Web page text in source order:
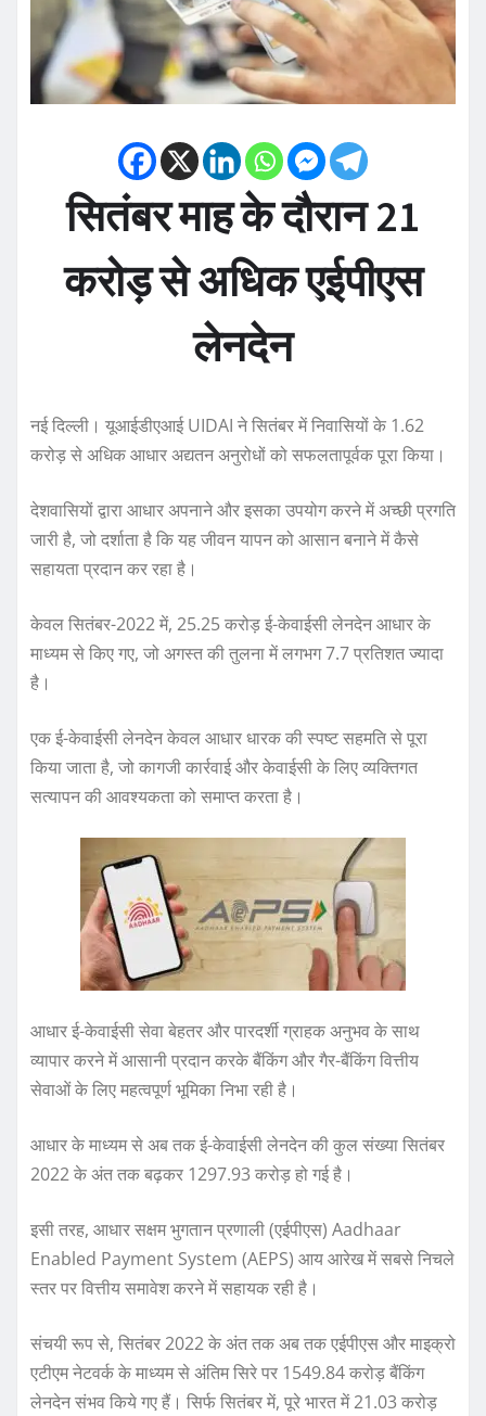
सितंबर माह के दौरान 21
करोड़ से अधिक एईपीएस
लेनदेन
नई दिल्ली। यूआईडीएआई UIDAI ने सितंबर में निवासियों के 1.62
करोड़ से अधिक आधार अद्यतन अनुरोधों को सफलतापूर्वक पूरा किया।
देशवासियों द्वारा आधार अपनाने और इसका उपयोग करने में अच्छी प्रगति
जारी है, जो दर्शाता है कि यह जीवन यापन को आसान बनाने में कैसे
सहायता प्रदान कर रहा है।
केवल सितंबर-2022 में, 25.25 करोड़ ई-केवाईसी लेनदेन आधार के
माध्यम से किए गए, जो अगस्त की तुलना में लगभग 7.7 प्रतिशत ज्यादा
है।
एक ई-केवाईसी लेनदेन केवल आधार धारक की स्पष्ट सहमति से पूरा
किया जाता है, जो कागजी कार्रवाई और केवाईसी के लिए व्यक्तिगत
सत्यापन की आवश्यकता को समाप्त करता है।
आधार ई-केवाईसी सेवा बेहतर और पारदर्शी ग्राहक अनुभव के साथ
व्यापार करने में आसानी प्रदान करके बैंकिंग और गैर-बैंकिंग वित्तीय
सेवाओं के लिए महत्वपूर्ण भूमिका निभा रही है।
आधार के माध्यम से अब तक ई-केवाईसी लेनदेन की कुल संख्या सितंबर
2022 के अंत तक बढ़कर 1297.93 करोड़ हो गई है।
इसी तरह, आधार सक्षम भुगतान प्रणाली (एईपीएस) Aadhaar
Enabled Payment System (AEPS) आय आरेख में सबसे निचले
स्तर पर वित्तीय समावेश करने में सहायक रही है।
संचयी रूप से, सितंबर 2022 के अंत तक अब तक एईपीएस और माइक्रो
एटीएम नेटवर्क के माध्यम से अंतिम सिरे पर 1549.84 करोड़ बैंकिंग
लेनदेन संभव किये गए हैं। सिर्फ सितंबर में, पूरे भारत में 21.03 करोड़